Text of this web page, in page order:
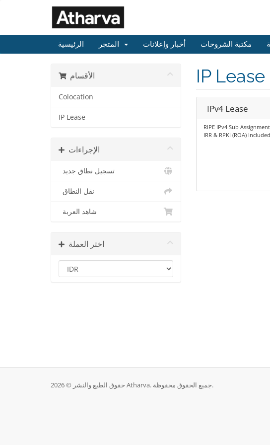
الرئيسية أخبار وإعلانات مكتبة الشروحات
الأقسام
Colocation
IP Lease
الإجراءات
تسجيل نطاق جديد
نقل النطاق
شاهد العربة
اختر العملة
IP Lease
IPv4 Lease
RIPE IPv4 Sub Assignment
IRR & RPKI (ROA) Included
حقوق الطبع والنشر © 2026 Atharva. جميع الحقوق محفوظة.